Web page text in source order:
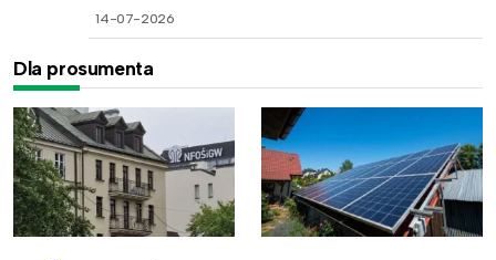
14-07-2026
Dla prosumenta